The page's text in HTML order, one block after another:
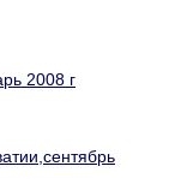
2008 г